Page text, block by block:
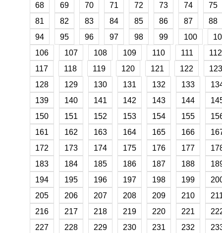
68
69 70 71 72 73 74
75
81
82 83 84 85 86 87
88
94
95 96 97 98 99 100
106
107 108 109 110 111
112
117
118 119 120 121 122
123
128
129 130 131 132 133
139
140 141 142 143 144
150
151 152 153 154 155
161
162 163 164 165 166
172
173 174 175 176 177
183
184 185 186 187 188
194
195 196 197 198 199
205
206 207 208 209 210
216
217 218 219 220 221
227
228 229 230 231 232